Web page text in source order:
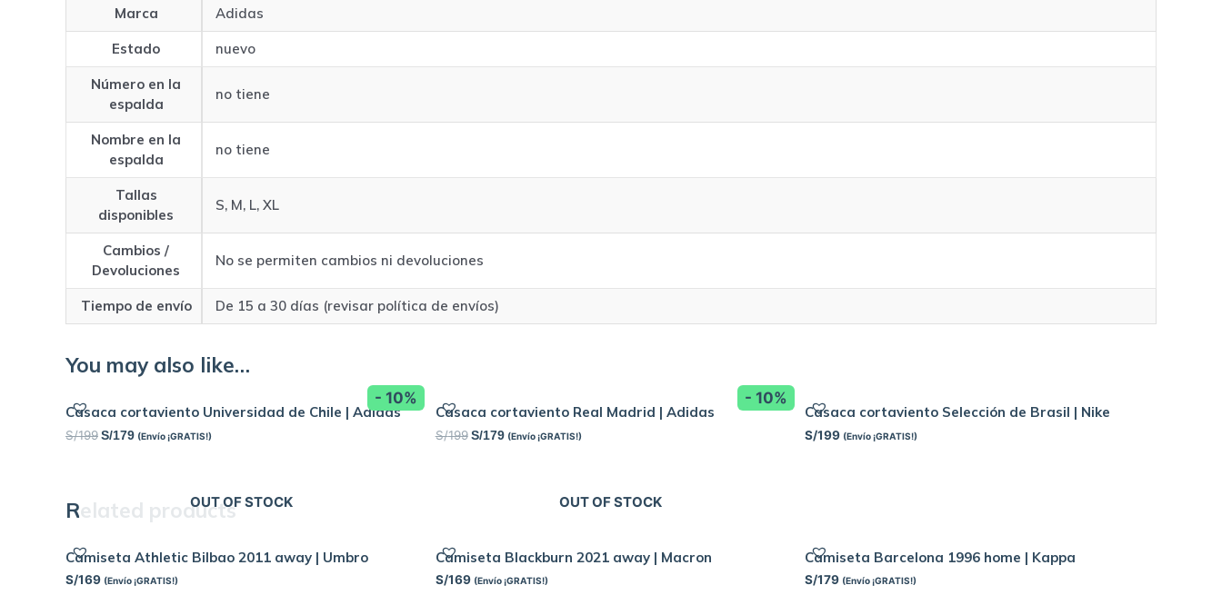
Marca Adidas
Estado nuevo
Número en la
espalda
no tiene
Nombre en la
espalda
no tiene
Tallas
disponibles
S, M, L, XL
Cambios /
Devoluciones
No se permiten cambios ni devoluciones
Tiempo de envío De 15 a 30 días (revisar política de envíos)
You may also like…
- 10%
Casaca cortaviento Universidad de Chile | Adidas
S/199 S/179 (Envío ¡GRATIS!)
- 10%
Casaca cortaviento Real Madrid | Adidas
S/199 S/179 (Envío ¡GRATIS!)
Casaca cortaviento Selección de Brasil | Nike
S/199 (Envío ¡GRATIS!)
Related productsOUT OF STOCK
Camiseta Athletic Bilbao 2011 away | Umbro
S/169 (Envío ¡GRATIS!)
OUT OF STOCK
Camiseta Blackburn 2021 away | Macron
S/169 (Envío ¡GRATIS!)
Camiseta Barcelona 1996 home | Kappa
S/179 (Envío ¡GRATIS!)